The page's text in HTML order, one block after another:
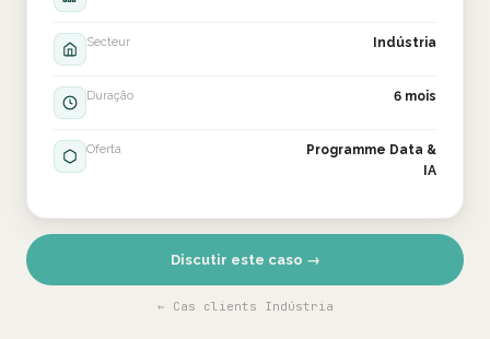
Secteur Indústria
Duração 6 mois
Oferta
Programme Data &
IA
Discutir este caso →
← Cas clients Indústria